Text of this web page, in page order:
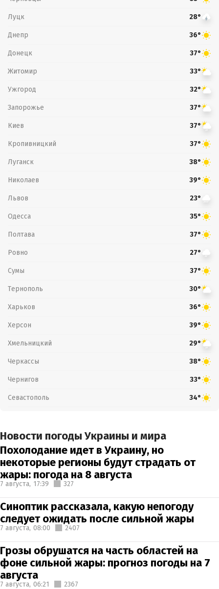
Луцк 28°
Днепр 36°
Донецк 37°
Житомир 33°
Ужгород 32°
Запорожье 37°
Киев 37°
Кропивницкий 37°
Луганск 38°
Николаев 39°
Львов 23°
Одесса 35°
Полтава 37°
Ровно 27°
Сумы 37°
Тернополь 30°
Харьков 36°
Херсон 39°
Хмельницкий 29°
Черкассы 38°
Чернигов 33°
Севастополь 34°
Новости погоды Украины и мира
Похолодание идет в Украину, но
некоторые регионы будут страдать от
жары: погода на 8 августа
7 августа, 17:39 327
Синоптик рассказала, какую непогоду
следует ожидать после сильной жары
7 августа, 08:00 2407
Грозы обрушатся на часть областей на
фоне сильной жары: прогноз погоды на 7
августа
7 августа, 06:21 2367